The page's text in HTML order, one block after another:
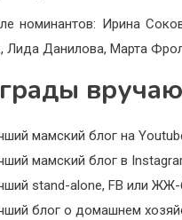
номинантов: Ирина
Лида Данилова, Марта
мамский блог на
мамский блог в
stand-alone, FB или ЖЖ-
блог о домашнем